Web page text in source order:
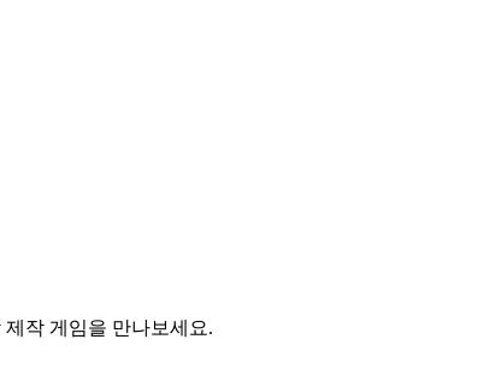
작 게임을 만나보세요.